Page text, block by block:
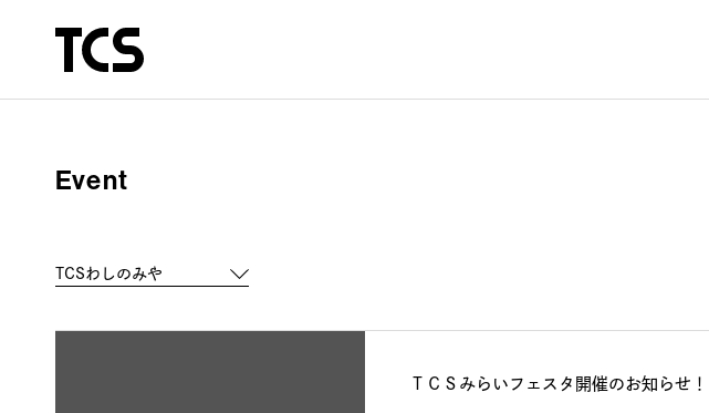
Event
ＴＣＳみらいフェスタ開催のお知らせ！